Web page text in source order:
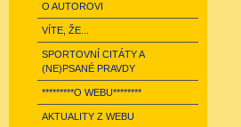
O AUTOROVI
VÍTE, ŽE...
SPORTOVNÍ CITÁTY A
(NE)PSANÉ PRAVDY
*********O WEBU********
AKTUALITY Z WEBU